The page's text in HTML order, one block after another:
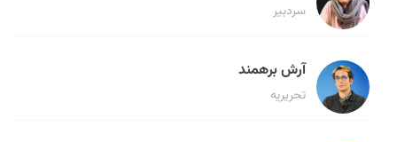
سردبیر
آرش برهمند
تحریریه